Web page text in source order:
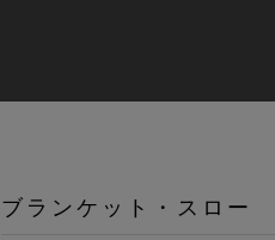
ブランケット・スロー